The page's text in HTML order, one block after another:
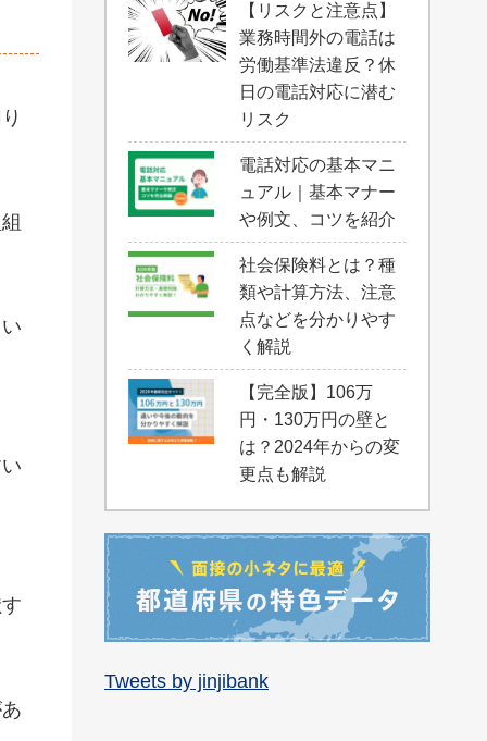
【リスクと注意点】
業務時間外の電話は
労働基準法違反？休
日の電話対応に潜む
リスク
電話対応の基本マニ
ュアル｜基本マナー
や例文、コツを紹介
社会保険料とは？種
類や計算方法、注意
点などを分かりやす
く解説
【完全版】106万
円・130万円の壁と
は？2024年からの変
更点も解説
Tweets by jinjibank